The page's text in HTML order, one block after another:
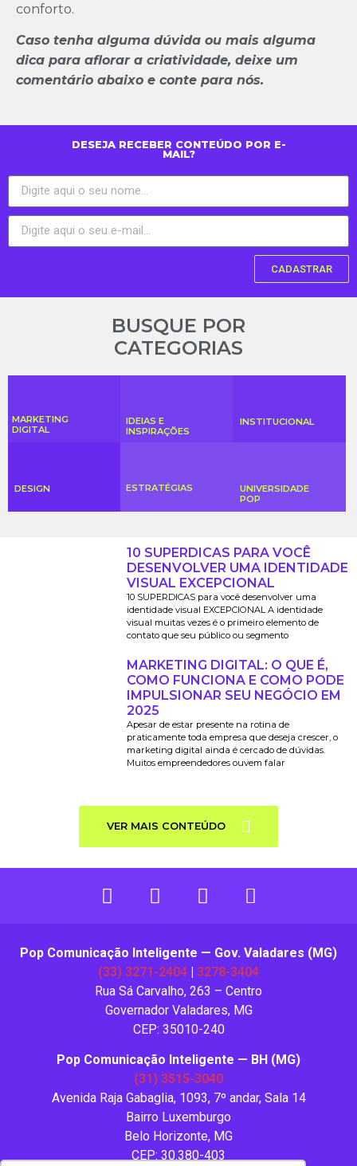
conforto.
Caso tenha alguma dúvida ou mais alguma
dica para aflorar a criatividade, deixe um
comentário abaixo e conte para nós.
DESEJA RECEBER CONTEÚDO POR E-
MAIL?
CADASTRAR
BUSQUE POR
CATEGORIAS
MARKETING
DIGITAL
IDEIAS E
INSPIRAÇÕES
INSTITUCIONAL
DESIGN ESTRATÉGIAS
UNIVERSIDADE
POP
10 SUPERDICAS PARA VOCÊ
DESENVOLVER UMA IDENTIDADE
VISUAL EXCEPCIONAL
10 SUPERDICAS para você desenvolver uma
identidade visual EXCEPCIONAL A identidade
visual muitas vezes é o primeiro elemento de
contato que seu público ou segmento
MARKETING DIGITAL: O QUE É,
COMO FUNCIONA E COMO PODE
IMPULSIONAR SEU NEGÓCIO EM
2025
Apesar de estar presente na rotina de
praticamente toda empresa que deseja crescer, o
marketing digital ainda é cercado de dúvidas.
Muitos empreendedores ouvem falar
VER MAIS CONTEÚDO
Pop Comunicação Inteligente — Gov. Valadares (MG)
(33) 3271-2404 | 3278-3404
Rua Sá Carvalho, 263 – Centro
Governador Valadares, MG
CEP: 35010-240
Pop Comunicação Inteligente — BH (MG)
(31) 3515-3040
Avenida Raja Gabaglia, 1093, 7º andar, Sala 14
Bairro Luxemburgo
Belo Horizonte, MG
CEP: 30.380-403